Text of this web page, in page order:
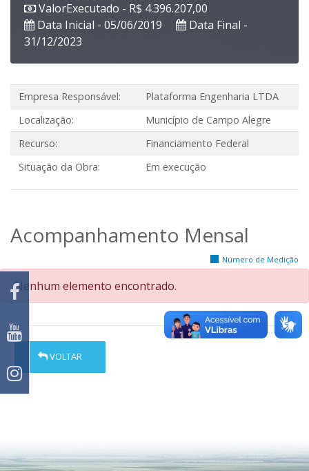
ValorExecutado - R$ 4.396.207,00
Data Inicial - 05/06/2019
Data Final -
31/12/2023
Empresa Responsável:
Plataforma Engenharia LTDA
Localização:
Município de Campo Alegre
Recurso:
Financiamento Federal
Situação da Obra:
Em execução
Acompanhamento Mensal
Número de Medição
Nenhum elemento encontrado.
VOLTAR